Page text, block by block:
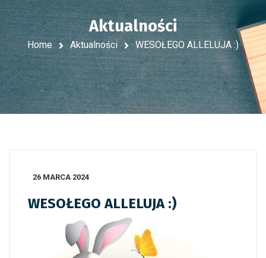
Aktualności
Home Aktualności WESOŁEGO ALLELUJA :)
26 MARCA 2024
WESOŁEGO ALLELUJA :)